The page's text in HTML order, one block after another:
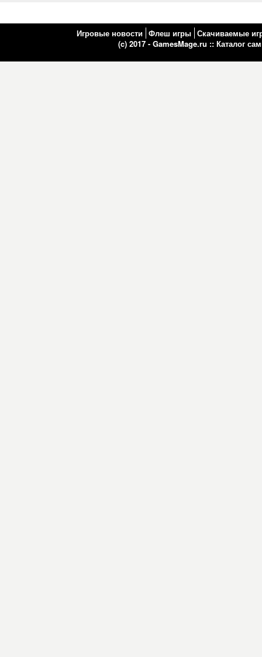
Игровые новости Флеш игры Скачиваемые
(c) 2017 - GamesMage.ru :: Каталог